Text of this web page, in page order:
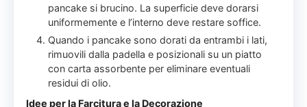
pancake si brucino. La superficie deve dorarsi
uniformemente e l’interno deve restare soffice.
Quando i pancake sono dorati da entrambi i lati,
rimuovili dalla padella e posizionali su un piatto
con carta assorbente per eliminare eventuali
residui di olio.
Idee per la Farcitura e la Decorazione